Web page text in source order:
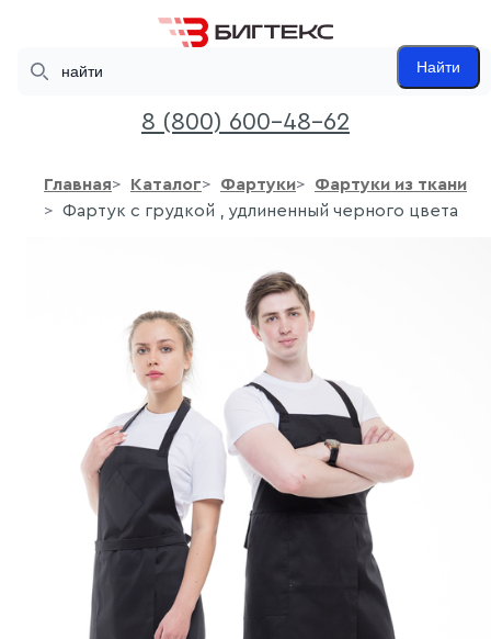
Найти
8 (800) 600-48-62
Главная Каталог Фартуки
Фартуки из ткани
Фартук с грудкой , удлиненный черного цвета